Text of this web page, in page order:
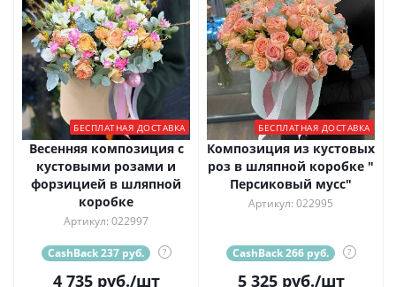
БЕСПЛАТНАЯ ДОСТАВКА
Весенняя композиция с
кустовыми розами и
форзицией в шляпной
коробке
Артикул: 022997
CashBack 237 руб. ?
4 735руб./шт
БЕСПЛАТНАЯ ДОСТАВКА
Композиция из кустовых
роз в шляпной коробке "
Персиковый мусс"
Артикул: 022995
CashBack 266 руб. ?
5 325руб./шт